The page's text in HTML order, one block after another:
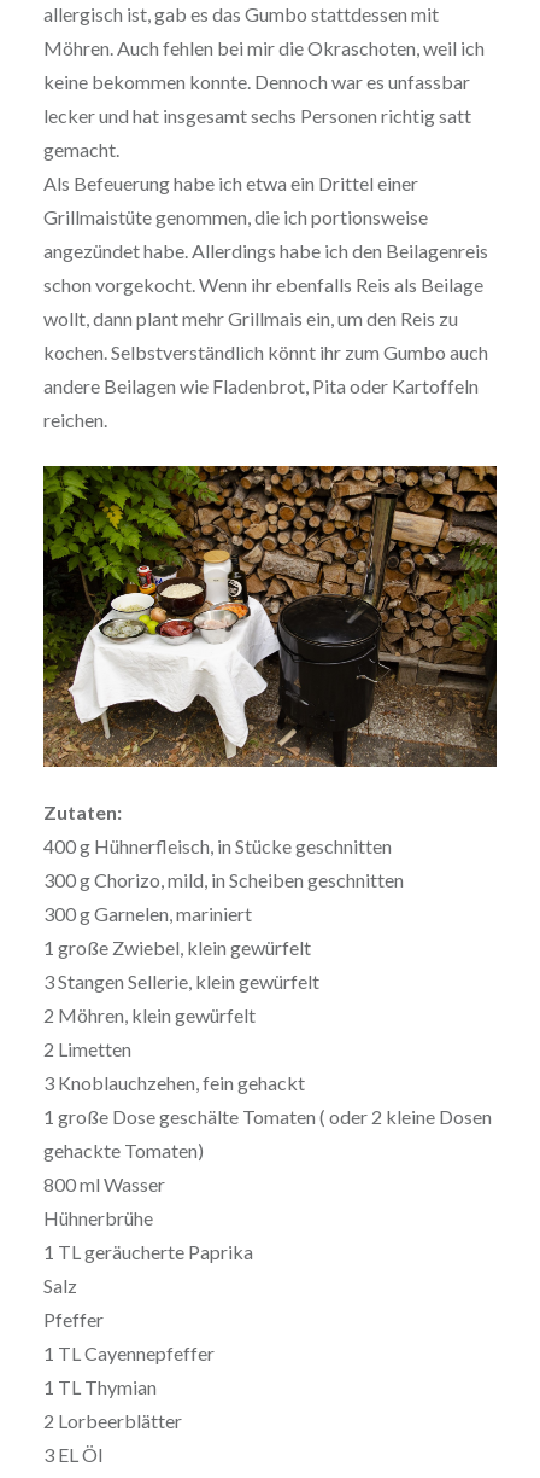
allergisch ist, gab es das Gumbo stattdessen mit
Möhren. Auch fehlen bei mir die Okraschoten, weil ich
keine bekommen konnte. Dennoch war es unfassbar
lecker und hat insgesamt sechs Personen richtig satt
gemacht.
Als Befeuerung habe ich etwa ein Drittel einer
Grillmaistüte genommen, die ich portionsweise
angezündet habe. Allerdings habe ich den Beilagenreis
schon vorgekocht. Wenn ihr ebenfalls Reis als Beilage
wollt, dann plant mehr Grillmais ein, um den Reis zu
kochen. Selbstverständlich könnt ihr zum Gumbo auch
andere Beilagen wie Fladenbrot, Pita oder Kartoffeln
reichen.
Zutaten:
400 g Hühnerfleisch, in Stücke geschnitten
300 g Chorizo, mild, in Scheiben geschnitten
300 g Garnelen, mariniert
1 große Zwiebel, klein gewürfelt
3 Stangen Sellerie, klein gewürfelt
2 Möhren, klein gewürfelt
2 Limetten
3 Knoblauchzehen, fein gehackt
1 große Dose geschälte Tomaten ( oder 2 kleine Dosen
gehackte Tomaten)
800 ml Wasser
Hühnerbrühe
1 TL geräucherte Paprika
Salz
Pfeffer
1 TL Cayennepfeffer
1 TL Thymian
2 Lorbeerblätter
3 EL Öl